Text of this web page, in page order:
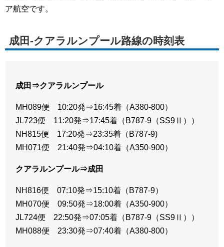
ア航空です。
成田-クアラルンプール路線の時刻表
成田⇒クアラルンプール
MH089便 10:20発⇒16:45着（A380-800）
JL723便 11:20発⇒17:45着（B787-9（SS9Ⅱ））
NH815便 17:20発⇒23:35着（B787-9)
MH071便 21:40発⇒04:10着（A350-900）
クアラルンプール⇒成田
NH816便 07:10発⇒15:10着（B787-9）
MH070便 09:50発⇒18:00着（A350-900）
JL724便 22:50発⇒07:05着（B787-9（SS9Ⅱ））
MH088便 23:30発⇒07:40着（A380-800）